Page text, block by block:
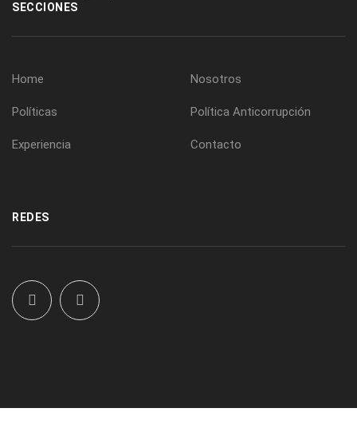
SECCIONES
Home Nosotros
Políticas Política Anticorrupción
Experiencia Contacto
REDES